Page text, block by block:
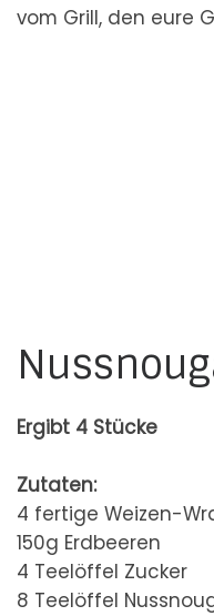
vom Grill, den eure
Ergibt 4 Stücke
Zutaten:
4 fertige Weizen-
150g Erdbeeren
4 Teelöffel Zucker
8 Teelöffel